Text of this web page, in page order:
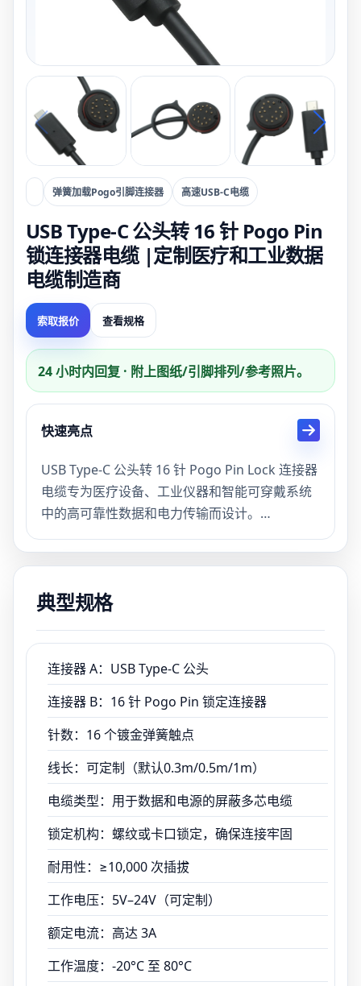
弹簧加载Pogo引脚连接器 高速USB-C电缆
USB Type-C 公头转 16 针 Pogo Pin
锁连接器电缆 |定制医疗和工业数据
电缆制造商
索取报价 查看规格
24 小时内回复 · 附上图纸/引脚排列/参考照片。
快速亮点
USB Type-C 公头转 16 针 Pogo Pin Lock 连接器
电缆专为医疗设备、工业仪器和智能可穿戴系统
中的高可靠性数据和电力传输而设计。
该电缆集成了耐用的 16 针弹簧针锁定连接器和
USB-C 接口，即使在振动或频繁插入的情况下也
输。
典型规格
连接器 A：USB Type-C 公头
连接器 B：16 针 Pogo Pin 锁定连接器
针数：16 个镀金弹簧触点
线长：可定制（默认0.3m/0.5m/1m）
电缆类型：用于数据和电源的屏蔽多芯电缆
锁定机构：螺纹或卡口锁定，确保连接牢固
耐用性：≥10,000 次插拔
工作电压：5V–24V（可定制）
额定电流：高达 3A
工作温度：-20°C 至 80°C